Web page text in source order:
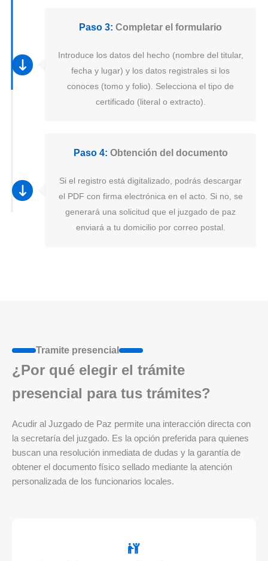
Paso 3: Completar el formulario
Introduce los datos del hecho (nombre del titular,
fecha y lugar) y los datos registrales si los
conoces (tomo y folio). Selecciona el tipo de
certificado (literal o extracto).
Paso 4: Obtención del documento
Si el registro está digitalizado, podrás descargar
el PDF con firma electrónica en el acto. Si no, se
generará una solicitud que el juzgado de paz
enviará a tu domicilio por correo postal.
Tramite presencial
¿Por qué elegir el trámite
presencial para tus trámites?
Acudir al Juzgado de Paz permite una interacción directa con
la secretaría del juzgado. Es la opción preferida para quienes
buscan una resolución inmediata de dudas y la garantía de
obtener el documento físico sellado mediante la atención
personalizada de los funcionarios locales.